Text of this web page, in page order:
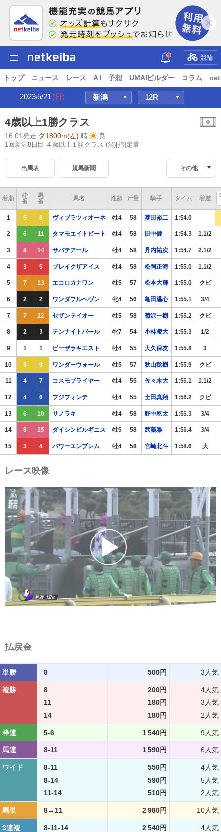
競輪
トップ ニュース レース A I 予想 UMAIビルダー コラム
2023/5/21 (日)
4歳以上1勝クラス
16:01発走 ダ1800m(左) 晴 良
1回新潟8日目 ４歳以上１勝クラス (混)[指]定量
出馬表 競馬新聞 その他
着順
枠
番
馬
番
馬名 性齢 斤量 騎手 タイム 着差
1 5 8 ヴィブラツィオーネ 牡4 58 菱田裕二 1:54.0
2 6 11 タマモエイトビート 牡4 58 田中健 1:54.3 1.1/2
3 8 14 サパテアール 牡4 58 丹内祐次 1:54.7 2.1/2
4 3 5 ブレイクザアイス 牡4 58 松岡正海 1:55.0 1.1/2
5 7 13 エコロカナワン 牡5 57 松本大輝 1:55.0 クビ
6 2 2 ワンダフルヘヴン 牝4 56 亀田温心 1:55.1 3/4
7 7 12 セザンテイオー 牡5 58 菊沢一樹 1:55.2 クビ
8 2 3 テンナイトパール 牝7 54 小林凌大 1:55.3 1/2
9 1 1 ビーザラキエスト 牡4 55 大久保友 1:55.8 3
10 5 9 ワンダーウォール 牡5 57 秋山稔樹 1:55.9 クビ
11 4 7 コスモブライヤー 牡4 55 佐々木大 1:56.1 1.1/2
12 4 6 フジフォンテ 牡4 55 土田真翔 1:56.2 クビ
13 6 10 サノラキ 牡4 58 野中悠太 1:56.3 3/4
14 8 15 ダイシンビルギニス 牡5 58 武藤雅 1:56.4 3/4
15 3 4 パワーエンブレム 牡4 58 宮崎北斗 1:58.6 大
レース映像
払戻金
単勝 8 500円 3人気
複勝 8 200円
4人気
11
180円
3人気
14
180円 2人気
枠連 5-6 1,540円 9人気
馬連 8-11 1,590円 6人気
ワイド 8-11 550円
4人気
8-14
590円
5人気
11-14
510円 2人気
馬単 8→11 2,980円 10人気
3連複 8-11-14 2,540円 4人気